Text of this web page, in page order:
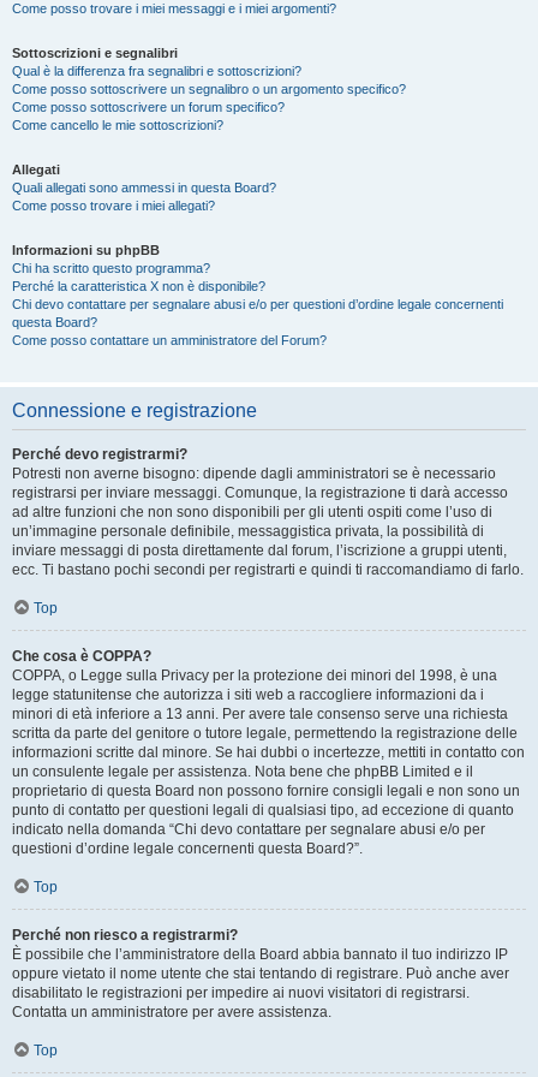
Come posso trovare i miei messaggi e i miei argomenti?
Sottoscrizioni e segnalibri
Qual è la differenza fra segnalibri e sottoscrizioni?
Come posso sottoscrivere un segnalibro o un argomento specifico?
Come posso sottoscrivere un forum specifico?
Come cancello le mie sottoscrizioni?
Allegati
Quali allegati sono ammessi in questa Board?
Come posso trovare i miei allegati?
Informazioni su phpBB
Chi ha scritto questo programma?
Perché la caratteristica X non è disponibile?
Chi devo contattare per segnalare abusi e/o per questioni d’ordine legale concernenti
questa Board?
Come posso contattare un amministratore del Forum?
Connessione e registrazione
Perché devo registrarmi?
Potresti non averne bisogno: dipende dagli amministratori se è necessario
registrarsi per inviare messaggi. Comunque, la registrazione ti darà accesso
ad altre funzioni che non sono disponibili per gli utenti ospiti come l’uso di
un’immagine personale definibile, messaggistica privata, la possibilità di
inviare messaggi di posta direttamente dal forum, l’iscrizione a gruppi utenti,
ecc. Ti bastano pochi secondi per registrarti e quindi ti raccomandiamo di farlo.
Top
Che cosa è COPPA?
COPPA, o Legge sulla Privacy per la protezione dei minori del 1998, è una
legge statunitense che autorizza i siti web a raccogliere informazioni da i
minori di età inferiore a 13 anni. Per avere tale consenso serve una richiesta
scritta da parte del genitore o tutore legale, permettendo la registrazione delle
informazioni scritte dal minore. Se hai dubbi o incertezze, mettiti in contatto con
un consulente legale per assistenza. Nota bene che phpBB Limited e il
proprietario di questa Board non possono fornire consigli legali e non sono un
punto di contatto per questioni legali di qualsiasi tipo, ad eccezione di quanto
indicato nella domanda “Chi devo contattare per segnalare abusi e/o per
questioni d’ordine legale concernenti questa Board?”.
Top
Perché non riesco a registrarmi?
È possibile che l’amministratore della Board abbia bannato il tuo indirizzo IP
oppure vietato il nome utente che stai tentando di registrare. Può anche aver
disabilitato le registrazioni per impedire ai nuovi visitatori di registrarsi.
Contatta un amministratore per avere assistenza.
Top